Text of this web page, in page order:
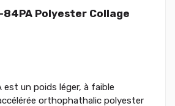
Polyester Collage
un poids léger, à faible
orthophathalic polyester